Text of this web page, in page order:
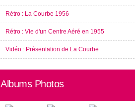
Rétro : La Courbe 1956
Rétro : Vie d'un Centre Aéré en 1955
Vidéo : Présentation de La Courbe
Albums Photos